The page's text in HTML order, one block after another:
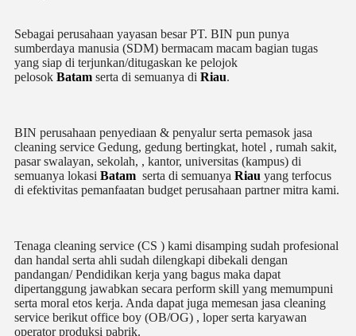
Sebagai perusahaan yayasan besar PT. BIN pun punya
sumberdaya manusia (SDM) bermacam macam bagian tugas
yang siap di terjunkan/ditugaskan ke pelojok
pelosok Batam serta di semuanya di Riau.
BIN perusahaan penyediaan & penyalur serta pemasok jasa
cleaning service Gedung, gedung bertingkat, hotel , rumah sakit,
pasar swalayan, sekolah, , kantor, universitas (kampus) di
semuanya lokasi Batam serta di semuanya Riau yang terfocus
di efektivitas pemanfaatan budget perusahaan partner mitra kami.
Tenaga cleaning service (CS ) kami disamping sudah profesional
dan handal serta ahli sudah dilengkapi dibekali dengan
pandangan/ Pendidikan kerja yang bagus maka dapat
dipertanggung jawabkan secara perform skill yang memumpuni
serta moral etos kerja. Anda dapat juga memesan jasa cleaning
service berikut office boy (OB/OG) , loper serta karyawan
operator produksi pabrik.